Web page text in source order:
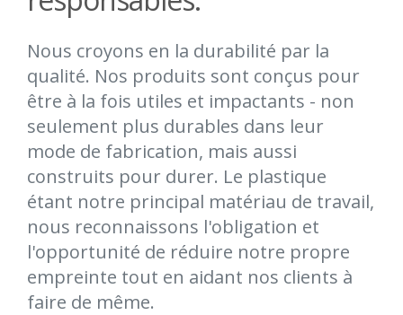
Nous croyons en la durabilité par la
qualité. Nos produits sont conçus pour
être à la fois utiles et impactants - non
seulement plus durables dans leur
mode de fabrication, mais aussi
construits pour durer. Le plastique
étant notre principal matériau de travail,
nous reconnaissons l'obligation et
l'opportunité de réduire notre propre
empreinte tout en aidant nos clients à
faire de même.